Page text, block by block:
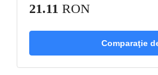
21.11 RON
Comparaţie